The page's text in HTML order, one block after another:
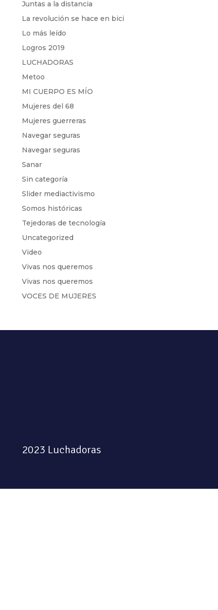
Juntas a la distancia
La revolución se hace en bici
Lo más leído
Logros 2019
LUCHADORAS
Metoo
MI CUERPO ES MÍO
Mujeres del 68
Mujeres guerreras
Navegar seguras
Navegar seguras
Sanar
Sin categoría
Slider mediactivismo
Somos históricas
Tejedoras de tecnología
Uncategorized
Video
Vivas nos queremos
Vivas nos queremos
VOCES DE MUJERES
2023 Luchadoras